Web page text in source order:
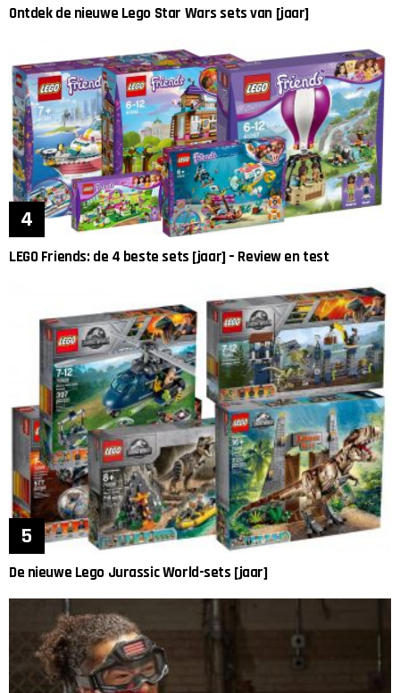
Ontdek de nieuwe Lego Star Wars sets van [jaar]
LEGO Friends: de 4 beste sets [jaar] – Review en test
De nieuwe Lego Jurassic World-sets [jaar]